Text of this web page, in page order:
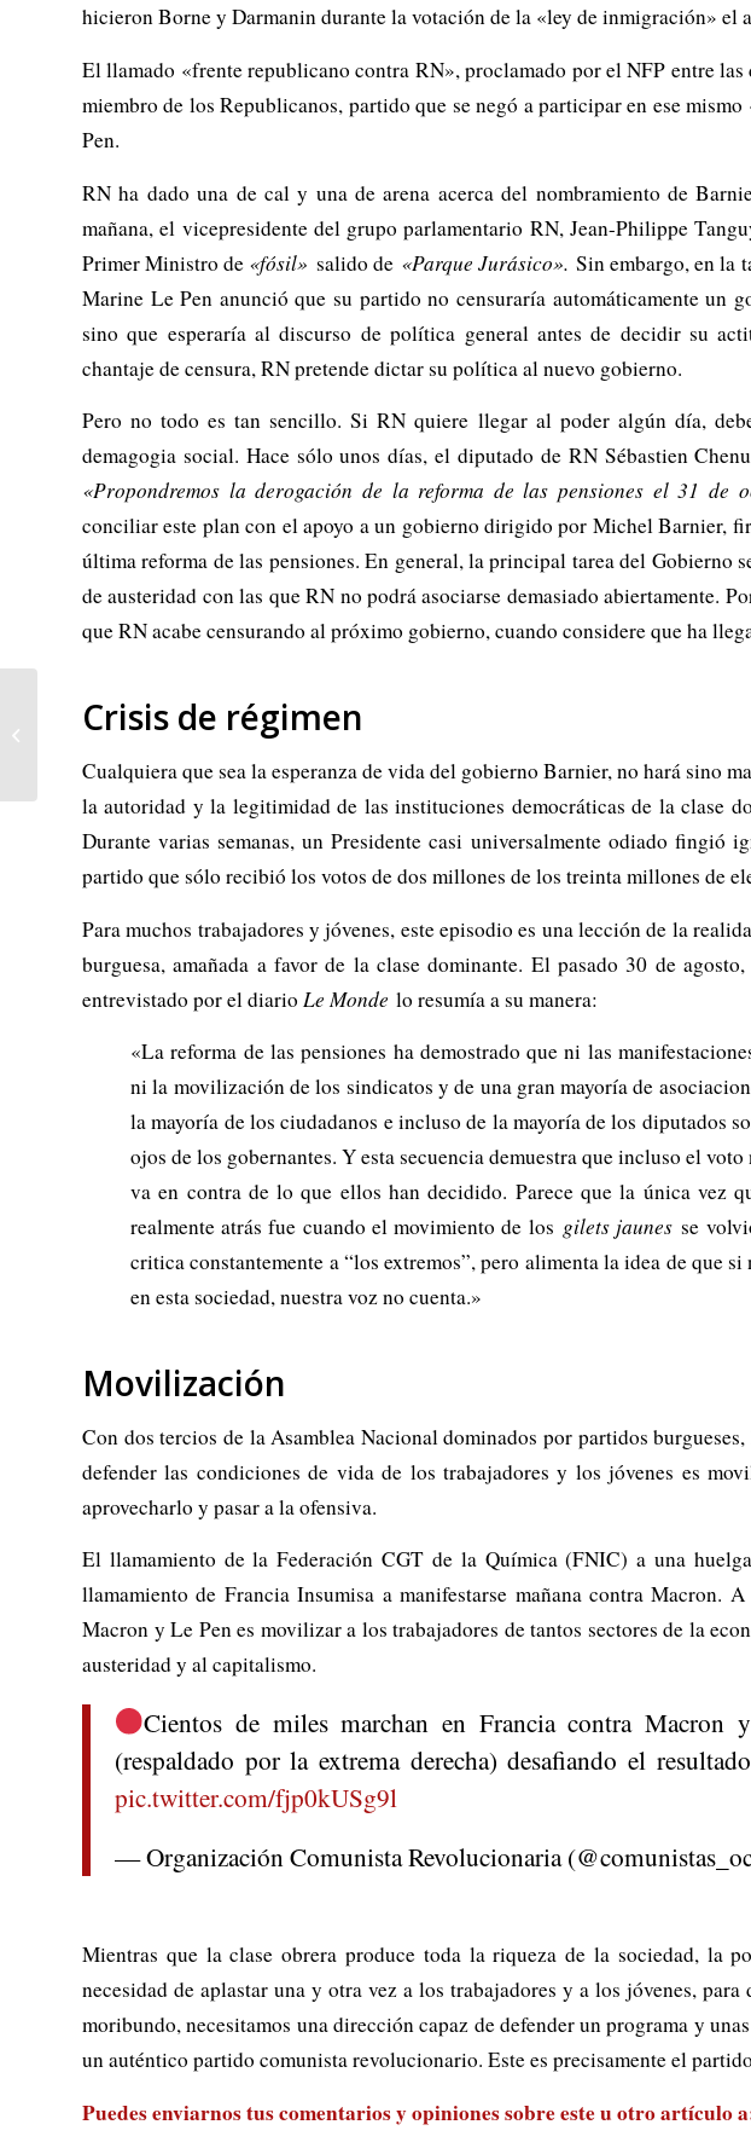
hicieron Borne y Darmanin durante la votación de la «ley de inmigración» el
El llamado «frente republicano contra RN», proclamado por el NFP entre
miembro de los Republicanos, partido que se negó a participar en ese
Pen.
RN ha dado una de cal y una de arena acerca del nombramiento de
mañana, el vicepresidente del grupo parlamentario RN, Jean-Philippe
Primer Ministro de «fósil» salido de «Parque Jurásico». Sin embargo, en la
Marine Le Pen anunció que su partido no censuraría automáticamente un
sino que esperaría al discurso de política general antes de decidir su
chantaje de censura, RN pretende dictar su política al nuevo gobierno.
Pero no todo es tan sencillo. Si RN quiere llegar al poder algún día,
demagogia social. Hace sólo unos días, el diputado de RN Sébastien
«Propondremos la derogación de la reforma de las pensiones el 31 de
conciliar este plan con el apoyo a un gobierno dirigido por Michel Barnier,
última reforma de las pensiones. En general, la principal tarea del Gobierno
de austeridad con las que RN no podrá asociarse demasiado abiertamente.
que RN acabe censurando al próximo gobierno, cuando considere que ha
Crisis de régimen
Cualquiera que sea la esperanza de vida del gobierno Barnier, no hará sino
la autoridad y la legitimidad de las instituciones democráticas de la clase
Durante varias semanas, un Presidente casi universalmente odiado fingió
partido que sólo recibió los votos de dos millones de los treinta millones de
Para muchos trabajadores y jóvenes, este episodio es una lección de la
burguesa, amañada a favor de la clase dominante. El pasado 30 de
entrevistado por el diario Le Monde lo resumía a su manera:
«La reforma de las pensiones ha demostrado que ni las
ni la movilización de los sindicatos y de una gran mayoría de
la mayoría de los ciudadanos e incluso de la mayoría de los diputados
ojos de los gobernantes. Y esta secuencia demuestra que incluso el
va en contra de lo que ellos han decidido. Parece que la única vez
realmente atrás fue cuando el movimiento de los gilets jaunesse
critica constantemente a “los extremos”, pero alimenta la idea de que
en esta sociedad, nuestra voz no cuenta.»
Movilización
Con dos tercios de la Asamblea Nacional dominados por partidos
defender las condiciones de vida de los trabajadores y los jóvenes es
aprovecharlo y pasar a la ofensiva.
El llamamiento de la Federación CGT de la Química (FNIC) a una
llamamiento de Francia Insumisa a manifestarse mañana contra Macron.
Macron y Le Pen es movilizar a los trabajadores de tantos sectores de la
austeridad y al capitalismo.
Cientos de miles marchan en Francia contra
(respaldado por la extrema derecha) desafiando el
pic.twitter.com/fjp0kUSg9l
— Organización Comunista Revolucionaria
Mientras que la clase obrera produce toda la riqueza de la sociedad, la
necesidad de aplastar una y otra vez a los trabajadores y a los jóvenes,
moribundo, necesitamos una dirección capaz de defender un programa y
un auténtico partido comunista revolucionario. Este es precisamente el
Puedes enviarnos tus comentarios y opiniones sobre este u otro artículo
Chinatown cumple 50
años: la cumbre oscura de
Hollywood